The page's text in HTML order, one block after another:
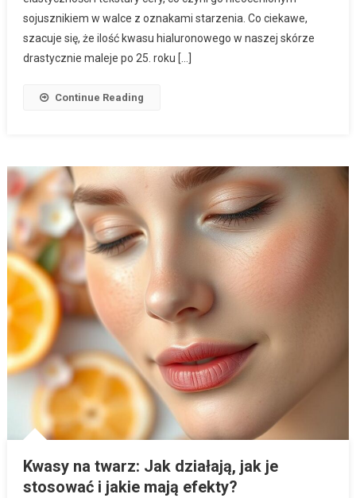
sojusznikiem w walce z oznakami starzenia. Co ciekawe,
szacuje się, że ilość kwasu hialuronowego w naszej skórze
drastycznie maleje po 25. roku […]
Continue Reading
Kwasy na twarz: Jak działają, jak je
stosować i jakie mają efekty?